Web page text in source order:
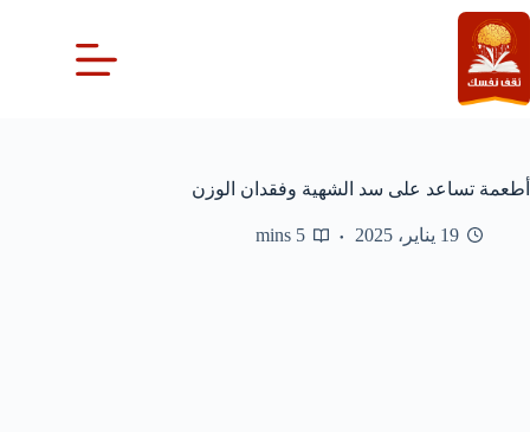
التجاوز
إلى
المحتوى
أطعمة تساعد على سد الشهية وفقدان الوزن
19 يناير، 2025 5 mins